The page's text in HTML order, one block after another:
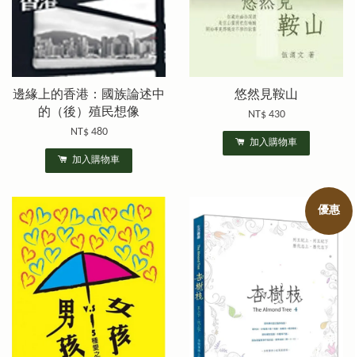
邊緣上的香港：國族論述中
的（後）殖民想像
NT$ 480
加入購物車
悠然見鞍山
NT$ 430
加入購物車
優惠